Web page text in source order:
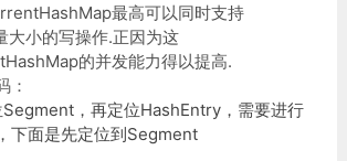
最高可以同时支持
大小的写操作.正因为这
的并发能力得以提高.
：
，再定位HashEntry，需要进行
下面是先定位到Segment